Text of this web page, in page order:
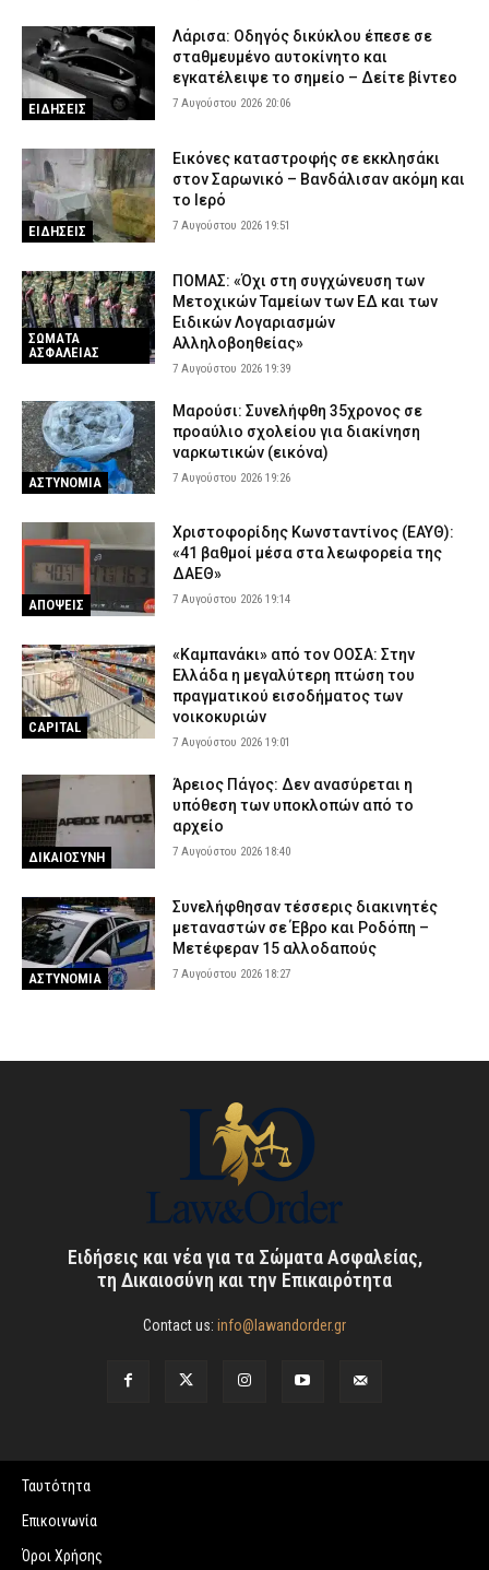
ΕΙΔΗΣΕΙΣ
Λάρισα: Οδηγός δικύκλου έπεσε σε
σταθμευμένο αυτοκίνητο και
εγκατέλειψε το σημείο – Δείτε βίντεο
7 Αυγούστου 2026 20:06
ΕΙΔΗΣΕΙΣ
Εικόνες καταστροφής σε εκκλησάκι
στον Σαρωνικό – Βανδάλισαν ακόμη και
το Ιερό
7 Αυγούστου 2026 19:51
ΣΩΜΑΤΑ
ΑΣΦΑΛΕΙΑΣ
ΠΟΜΑΣ: «Όχι στη συγχώνευση των
Μετοχικών Ταμείων των ΕΔ και των
Ειδικών Λογαριασμών
Αλληλοβοηθείας»
7 Αυγούστου 2026 19:39
ΑΣΤΥΝΟΜΙΑ
Μαρούσι: Συνελήφθη 35χρονος σε
προαύλιο σχολείου για διακίνηση
ναρκωτικών (εικόνα)
7 Αυγούστου 2026 19:26
ΑΠΟΨΕΙΣ
Χριστοφορίδης Κωνσταντίνος (ΕΑΥΘ):
«41 βαθμοί μέσα στα λεωφορεία της
ΔΑΕΘ»
7 Αυγούστου 2026 19:14
CAPITAL
«Καμπανάκι» από τον ΟΟΣΑ: Στην
Ελλάδα η μεγαλύτερη πτώση του
πραγματικού εισοδήματος των
νοικοκυριών
7 Αυγούστου 2026 19:01
ΔΙΚΑΙΟΣΥΝΗ
Άρειος Πάγος: Δεν ανασύρεται η
υπόθεση των υποκλοπών από το
αρχείο
7 Αυγούστου 2026 18:40
ΑΣΤΥΝΟΜΙΑ
Συνελήφθησαν τέσσερις διακινητές
μεταναστών σε Έβρο και Ροδόπη –
Μετέφεραν 15 αλλοδαπούς
7 Αυγούστου 2026 18:27
Ειδήσεις και νέα για τα Σώματα Ασφαλείας,
τη Δικαιοσύνη και την Επικαιρότητα
Contact us: info@lawandorder.gr
Ταυτότητα
Επικοινωνία
Όροι Χρήσης